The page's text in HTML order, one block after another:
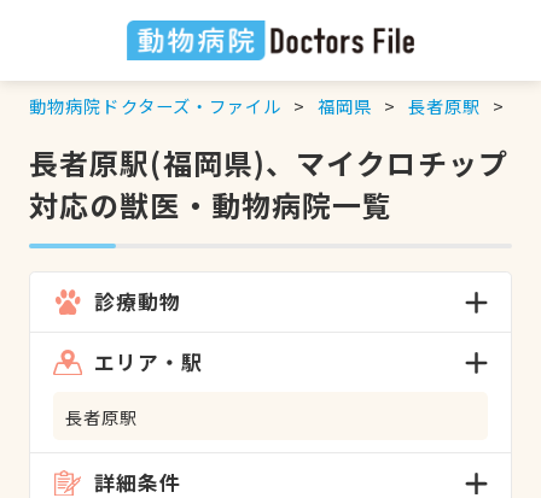
動物病院ドクターズ・ファイル 福岡県 長者原駅
長者原駅(福岡県)、マイクロチップ
対応の獣医・動物病院一覧
診療動物
エリア・駅
長者原駅
詳細条件